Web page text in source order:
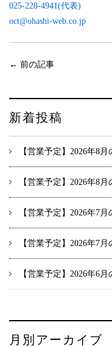
025-228-4941(代表)
oct@ohashi-web.co.jp
← 前の記事
新着投稿
【営業予定】2026年8
【営業予定】2026年8
【営業予定】2026年7
【営業予定】2026年7
【営業予定】2026年6
月別アーカイブ